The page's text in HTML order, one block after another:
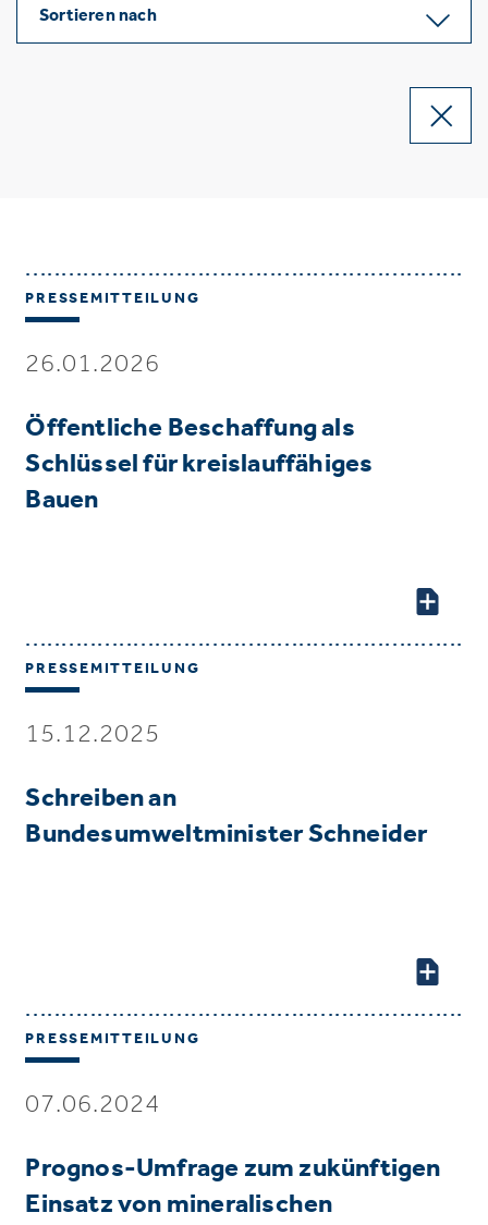
Sortieren nach
PRESSEMITTEILUNG
26.01.2026
Öffentliche Beschaffung als
Schlüssel für kreislauffähiges
Bauen
PRESSEMITTEILUNG
15.12.2025
Schreiben an
Bundesumweltminister Schneider
PRESSEMITTEILUNG
07.06.2024
Prognos-Umfrage zum zukünftigen
Einsatz von mineralischen